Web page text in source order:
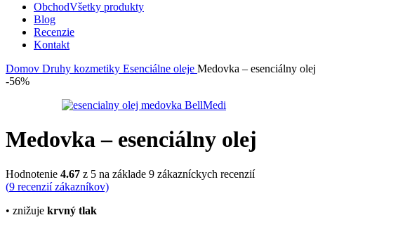
ObchodVšetky produkty
Blog
Recenzie
Kontakt
Domov Druhy kozmetiky Esenciálne oleje Medovka – esenciálny olej
-56%
Medovka – esenciálny olej
Hodnotenie 4.67 z 5 na základe 9 zákazníckych recenzií
(9 recenzií zákazníkov)
• znižuje krvný tlak